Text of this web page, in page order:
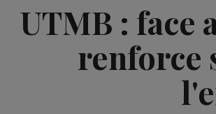
UTMB : face
renforce